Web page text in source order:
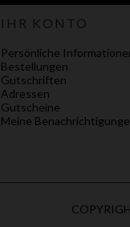
IHR KONTO
Persönliche
Bestellungen
Gutschriften
Adressen
Gutscheine
Meine